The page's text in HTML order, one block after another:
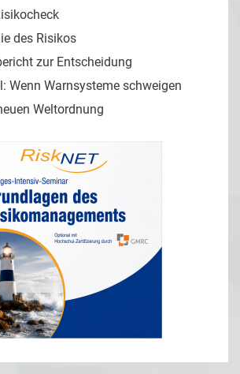
des Risikos
zur Entscheidung
Wenn Warnsysteme schweigen
Weltordnung